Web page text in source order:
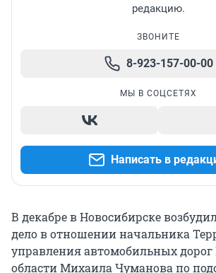
редакцию.
ЗВОНИТЕ
8-923-157-00-00
МЫ В СОЦСЕТЯХ
Написать в
В декабре в Новосибирске
дело в отношении начальника
управления автомобильных
области Михаила Чуманова по